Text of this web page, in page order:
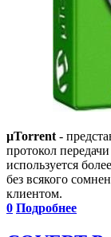
µTorrent -
протокол
используется
без всякого
клиентом.
0 Подробнее